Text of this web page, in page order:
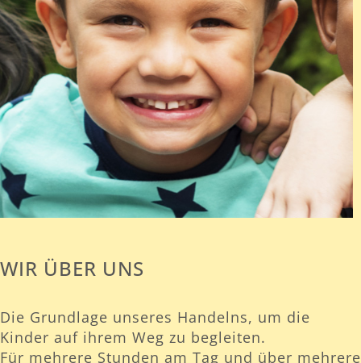
WIR ÜBER UNS
Die Grundlage unseres Handelns, um die
Kinder auf ihrem Weg zu begleiten.
Für mehrere Stunden am Tag und über mehrere